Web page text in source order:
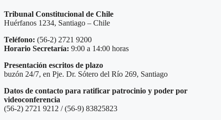
Tribunal Constitucional de Chile
Huérfanos 1234, Santiago – Chile
Teléfono: (56-2) 2721 9200
Horario Secretaría: 9:00 a 14:00 horas
Presentación escritos de plazo
buzón 24/7, en Pje. Dr. Sótero del Río 269, Santiago
Datos de contacto para ratificar patrocinio y poder por
videoconferencia
(56-2) 2721 9212 / (56-9) 83825823